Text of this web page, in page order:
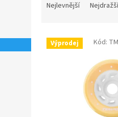
n
Nejlevnější Nejdražší
V Výprodej Kód: